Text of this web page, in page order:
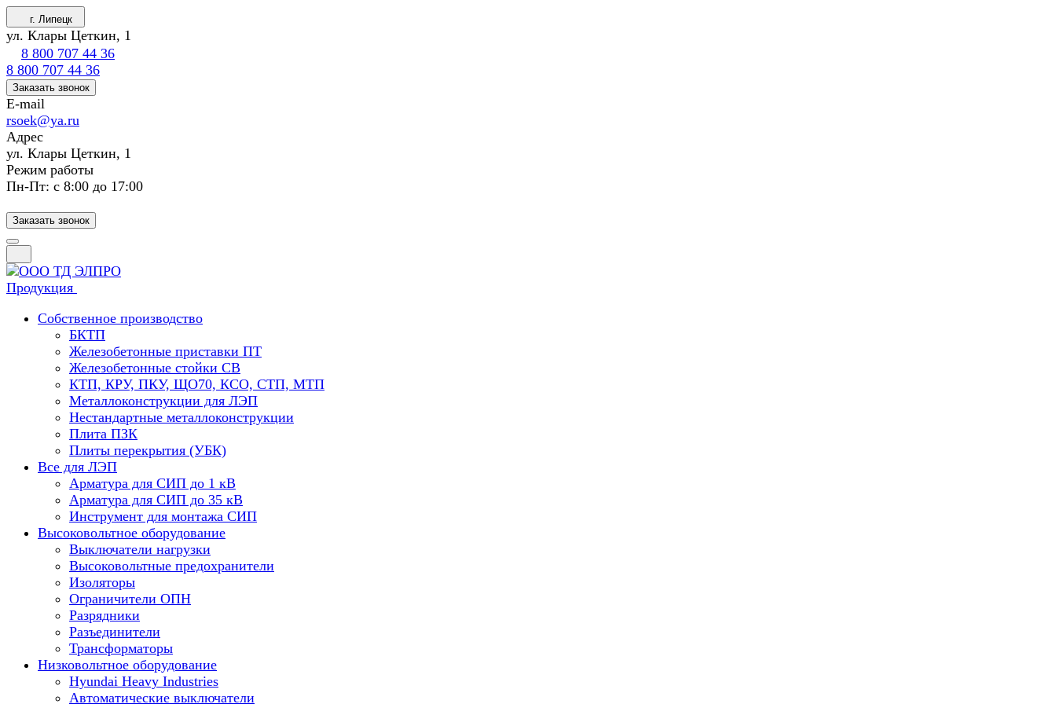
г. Липецк
ул. Клары Цеткин, 1
8 800 707 44 36
8 800 707 44 36
Заказать звонок
E-mail
rsoek@ya.ru
Адрес
ул. Клары Цеткин, 1
Режим работы
Пн-Пт: с 8:00 до 17:00
Заказать звонок
Продукция
Собственное производство
БКТП
Железобетонные приставки ПТ
Железобетонные стойки СВ
КТП, КРУ, ПКУ, ЩО70, КСО, СТП, МТП
Металлоконструкции для ЛЭП
Нестандартные металлоконструкции
Плита ПЗК
Плиты перекрытия (УБК)
Все для ЛЭП
Арматура для СИП до 1 кВ
Арматура для СИП до 35 кВ
Инструмент для монтажа СИП
Высоковольтное оборудование
Выключатели нагрузки
Высоковольтные предохранители
Изоляторы
Ограничители ОПН
Разрядники
Разъединители
Трансформаторы
Низковольтное оборудование
Hyundai Heavy Industries
Автоматические выключатели